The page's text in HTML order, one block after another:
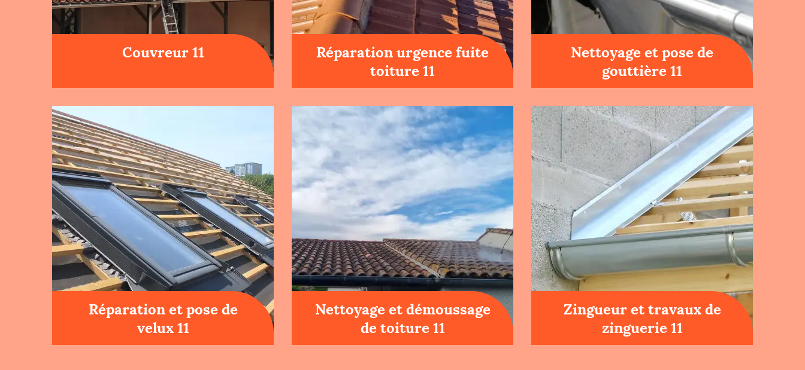
Couvreur 11
Réparation urgence fuite
toiture 11
Nettoyage et pose de
gouttière 11
Réparation et pose de
velux 11
Nettoyage et démoussage
de toiture 11
Zingueur et travaux de
zinguerie 11